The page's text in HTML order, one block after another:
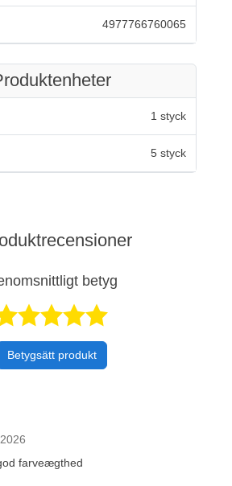
4977766760065
1 styck
5 styck
betyg
Betygsatt 5 av
Betygsätt produkt
av 5 stjärnor
farveægthed
av 5 stjärnor